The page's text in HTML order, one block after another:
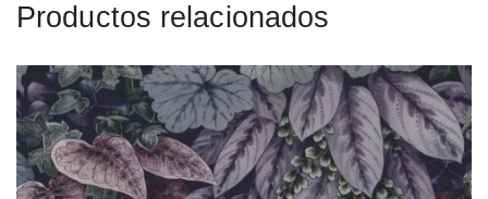
Productos relacionados